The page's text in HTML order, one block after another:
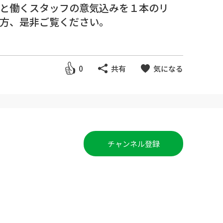
働くスタッフの意気込みを１本のリ
是非ご覧ください。
0 共有 気になる
チャンネル登録